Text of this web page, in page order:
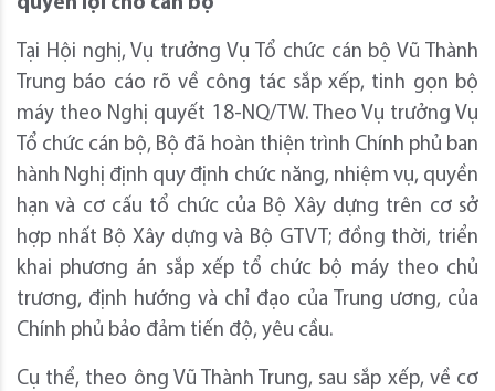
Tại Hội nghị, Vụ trưởng Vụ Tổ chức cán bộ Vũ Thành
Trung báo cáo rõ về công tác sắp xếp, tinh gọn bộ
máy theo Nghị quyết 18-NQ/TW. Theo Vụ trưởng Vụ
Tổ chức cán bộ, Bộ đã hoàn thiện trình Chính phủ ban
hành Nghị định quy định chức năng, nhiệm vụ, quyền
hạn và cơ cấu tổ chức của Bộ Xây dựng trên cơ sở
hợp nhất Bộ Xây dựng và Bộ GTVT; đồng thời, triển
khai phương án sắp xếp tổ chức bộ máy theo chủ
trương, định hướng và chỉ đạo của Trung ương, của
Chính phủ bảo đảm tiến độ, yêu cầu.
Cụ thể, theo ông Vũ Thành Trung, sau sắp xếp, về cơ